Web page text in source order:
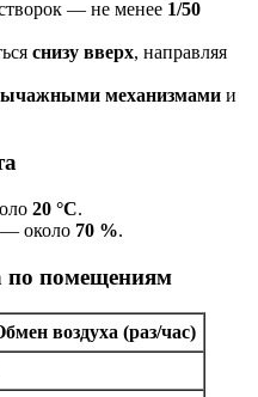
— не менее 1/50
снизу вверх, направляя
механизмами и
20 °C.
— около 70 %.
по помещениям
воздуха (раз/час)